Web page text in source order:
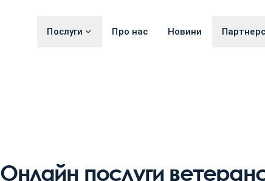
Послуги Про нас Новини
Онлайн послуги